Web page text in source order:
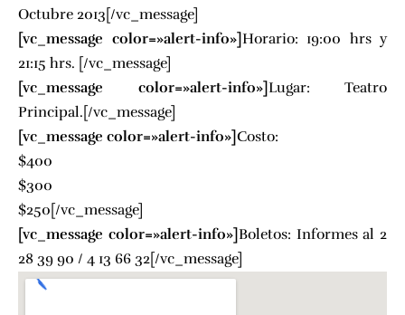
Octubre 2013[/vc_message]
[vc_message color=»alert-info»]Horario: 19:00 hrs y
21:15 hrs. [/vc_message]
[vc_message color=»alert-info»]Lugar: Teatro
Principal.[/vc_message]
[vc_message color=»alert-info»]Costo:
$400
$300
$250[/vc_message]
[vc_message color=»alert-info»]Boletos: Informes al 2
28 39 90 / 4 13 66 32[/vc_message]